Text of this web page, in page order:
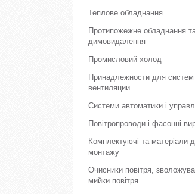
Теплове обладнання
Протипожежне обладнання
димовидалення
Промисловий холод
Принадлежности для систем
вентиляции
Системи автоматики і
Повітропроводи і фасонні
Комплектуючі та матеріали
монтажу
Очисники повітря,
мийки повітря